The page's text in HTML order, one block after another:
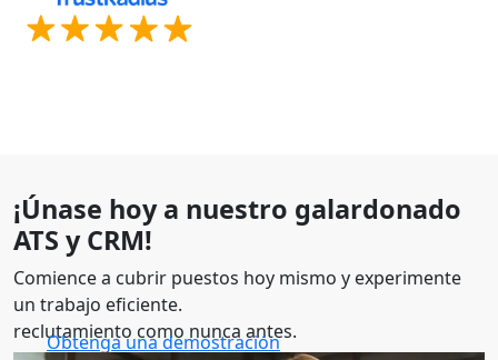
¡Únase hoy a nuestro galardonado
ATS y CRM!
Comience a cubrir puestos hoy mismo y experimente
un trabajo eficiente.
reclutamiento como nunca antes.
Obtenga una demostración